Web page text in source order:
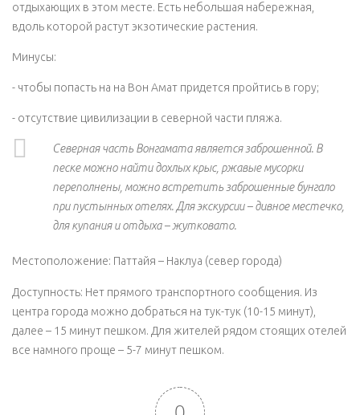
отдыхающих в этом месте. Есть небольшая набережная,
вдоль которой растут экзотические растения.
Минусы:
- чтобы попасть на на Вон Амат придется пройтись в гору;
- отсутствие цивилизации в северной части пляжа.
Северная часть Вонгамата является заброшенной. В
песке можно найти дохлых крыс, ржавые мусорки
переполнены, можно встретить заброшенные бунгало
при пустынных отелях. Для экскурсии – дивное местечко,
для купания и отдыха – жутковато.
Местоположение: Паттайя – Наклуа (север города)
Доступность: Нет прямого транспортного сообщения. Из
центра города можно добраться на тук-тук (10-15 минут),
далее – 15 минут пешком. Для жителей рядом стоящих отелей
все намного проще – 5-7 минут пешком.